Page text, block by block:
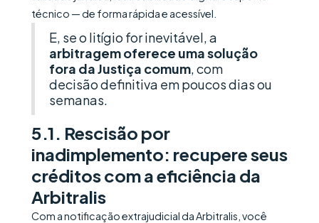
técnico — de forma rápida e acessível.
E, se o litígio for inevitável, a
arbitragem oferece uma solução
fora da Justiça comum, com
decisão definitiva em poucos dias ou
semanas.
5.1. Rescisão por
inadimplemento: recupere seus
créditos com a eficiência da
Arbitralis
Com a notificação extrajudicial da Arbitralis, você